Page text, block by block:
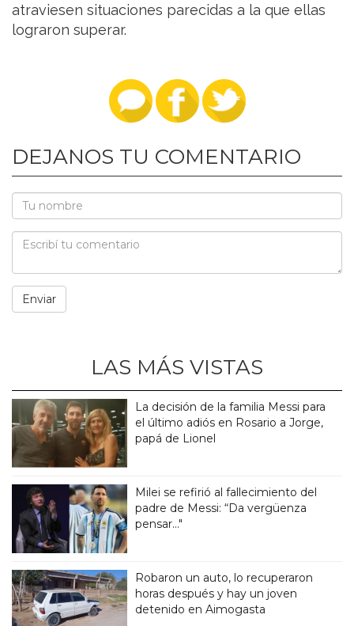
atraviesen situaciones parecidas a la que ellas
lograron superar.
DEJANOS TU COMENTARIO
LAS MÁS VISTAS
La decisión de la familia Messi para
el último adiós en Rosario a Jorge,
papá de Lionel
Milei se refirió al fallecimiento del
padre de Messi: “Da vergüenza
pensar..."
Robaron un auto, lo recuperaron
horas después y hay un joven
detenido en Aimogasta